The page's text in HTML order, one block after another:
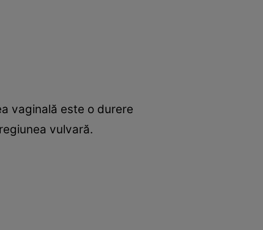
vaginală este o durere
vulvară.